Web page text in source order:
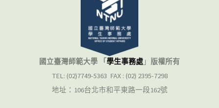
國立臺灣師範大學 「學生事務處 」 版權所有
TEL: (02)7749-5363 FAX : (02) 2395-7298
地址：106台北市和平東路一段162號